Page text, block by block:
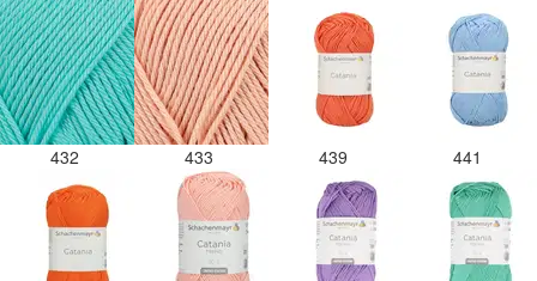
432 433 439 441